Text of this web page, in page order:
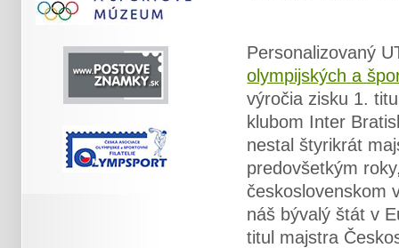
Personalizovaný
olympijských a
výročia zisku 1.
klubom Inter
nestal štyrikrát
predovšetkým
československom
náš bývalý štát v
titul majstra